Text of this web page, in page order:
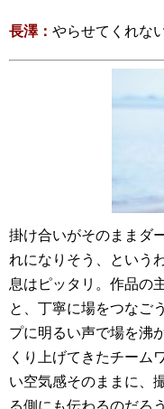
長澤： やらせてくれな
掛け合いがそのままダ
れになりそう、という
息はピッタリ。作品の
と、丁寧に場をつなご
プに明るい声で場を沸
くり上げてきたチーム
い空気感そのままに、